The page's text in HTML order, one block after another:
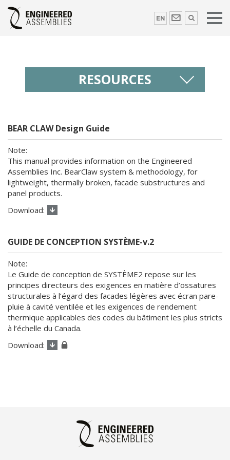
EN
RESOURCES
BEAR CLAW Design Guide
This manual provides information on the Engineered
Assemblies Inc. BearClaw system & methodology, for
lightweight, thermally broken, facade substructures and
panel products.
GUIDE DE CONCEPTION SYSTÈME-v.2
Le Guide de conception de SYSTÈME2 repose sur les
principes directeurs des exigences en matière d’ossatures
structurales à l’égard des facades légères avec écran pare-
pluie à cavité ventilée et les exigences de rendement
thermique applicables des codes du bâtiment les plus stricts
à l’échelle du Canada.